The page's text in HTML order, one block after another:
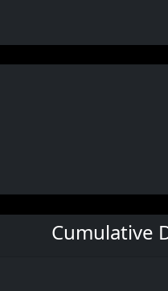
Cumulative